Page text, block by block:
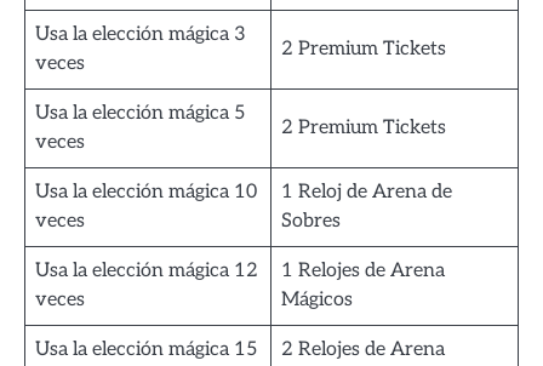
Usa la elección mágica 3
veces
2 Premium Tickets
Usa la elección mágica 5
veces
2 Premium Tickets
Usa la elección mágica 10
veces
1 Reloj de Arena de
Sobres
Usa la elección mágica 12
veces
1 Relojes de Arena
Mágicos
Usa la elección mágica 15
2 Relojes de Arena